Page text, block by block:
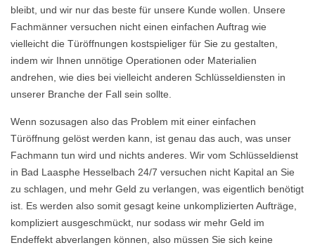
bleibt, und wir nur das beste für unsere Kunde wollen. Unsere
Fachmänner versuchen nicht einen einfachen Auftrag wie
vielleicht die Türöffnungen kostspieliger für Sie zu gestalten,
indem wir Ihnen unnötige Operationen oder Materialien
andrehen, wie dies bei vielleicht anderen Schlüsseldiensten in
unserer Branche der Fall sein sollte.
Wenn sozusagen also das Problem mit einer einfachen
Türöffnung gelöst werden kann, ist genau das auch, was unser
Fachmann tun wird und nichts anderes. Wir vom Schlüsseldienst
in Bad Laasphe Hesselbach 24/7 versuchen nicht Kapital an Sie
zu schlagen, und mehr Geld zu verlangen, was eigentlich benötigt
ist. Es werden also somit gesagt keine unkomplizierten Aufträge,
kompliziert ausgeschmückt, nur sodass wir mehr Geld im
Endeffekt abverlangen können, also müssen Sie sich keine